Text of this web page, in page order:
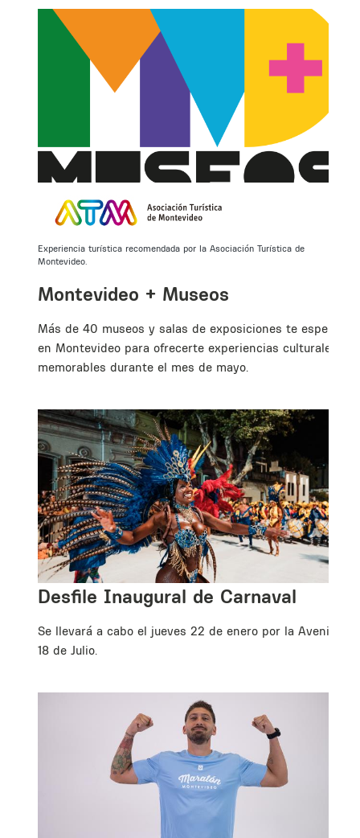
Experiencia turística recomendada por la Asociación Turística de
Montevideo.
Montevideo + Museos
Más de 40 museos y salas de exposiciones te esperan
en Montevideo para ofrecerte experiencias culturales
memorables durante el mes de mayo.
Desfile Inaugural de Carnaval
Se llevará a cabo el jueves 22 de enero por la Avenida
18 de Julio.